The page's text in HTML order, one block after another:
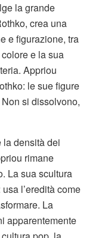
la grande
crea una
e figurazione, tra
e la sua
Appriou
le sue figure
si dissolvono,
la densità dei
rimane
La sua scultura
l’eredità come
La
apparentemente